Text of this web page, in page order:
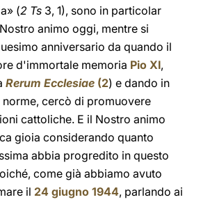
(2 Ts 3, 1), sono in particolar
animo oggi, mentre si
anniversario da quando il
d'immortale memoria Pio XI,
Rerum Ecclesiae (2) e dando in
norme, cercò di promuovere
cattoliche. E il Nostro animo
gioia considerando quanto
abbia progredito in questo
come già abbiamo avuto
il 24 giugno 1944, parlando ai